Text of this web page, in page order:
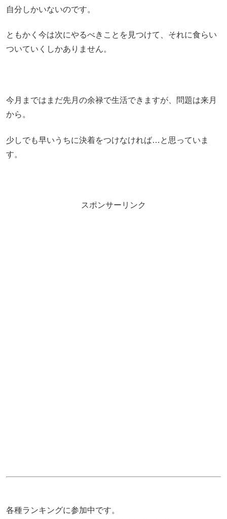
自分しかいないのです。
ともかく今は次にやるべきことを見つけて、それに食らい
ついていくしかありません。
今月まではまだ先月の余禄で生活できますが、問題は来月
から。
少しでも早いうちに決着をつけなければ…と思っていま
す。
スポンサーリンク
各種ランキングに参加中です。